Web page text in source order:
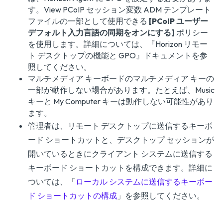
す。View PCoIP セッション変数 ADM テンプレート
ファイルの一部として使用できる [PCoIP ユーザー
デフォルト入力言語の同期をオンにする] ポリシー
を使用します。詳細については、『Horizon リモー
ト デスクトップの機能と GPO』ドキュメントを参
照してください。
マルチメディア キーボードのマルチメディア キーの
一部が動作しない場合があります。たとえば、Music
キーと My Computer キーは動作しない可能性があり
ます。
管理者は、リモート デスクトップに送信するキーボ
ード ショートカットと、デスクトップ セッションが
開いているときにクライアント システムに送信する
キーボード ショートカットを構成できます。詳細に
ついては、「 ローカル システムに送信するキーボー
ド ショートカットの構成 」を参照してください。